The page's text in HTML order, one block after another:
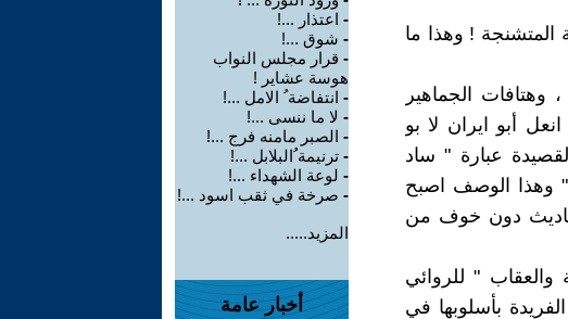
المتشنجة ! وهذا ما
الجماهير
أبو ايران لا بو
عبارة " ساد
" وهذا الوصف اصبح
دون خوف من
والعقاب " للروائي
بأسلوبها في
- اعتذار ...!
- شوق ...!
- قرار مجلس النواب
هوسة عشاير !
- انتفاضة ُ الامل ...!
- لا ما ننسى ...!
- الصبر مامنه فرج ...!
- ترنيمة ُالبلابل ...!
- لوعة الشهداء ...!
- صرخة في ثقب اسود ...!
المزيد.....
أخبار عامة